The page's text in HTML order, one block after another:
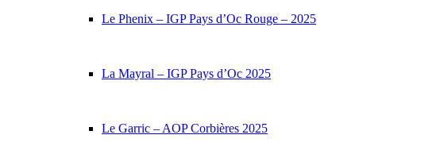
Le Phenix – IGP Pays d’Oc Rouge – 2025
La Mayral – IGP Pays d’Oc 2025
Le Garric – AOP Corbières 2025